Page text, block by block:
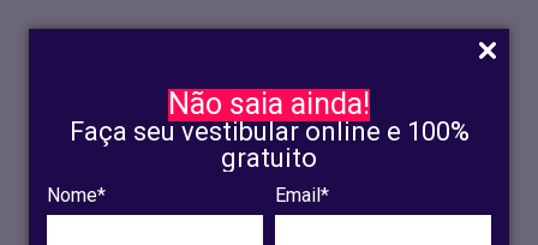
Não saia ainda!
Faça seu vestibular online e 100%
gratuito
Nome* Email*
INSCRIÇÃO